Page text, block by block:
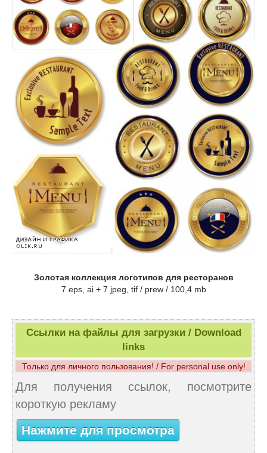
Золотая коллекция логотипов для ресторанов
7 eps, ai + 7 jpeg, tif / prew / 100,4 mb
Ссылки на файлы для загрузки / Download
links
Только для личного пользования! / For personal use only!
Для получения ссылок, посмотрите
короткую рекламу
Нажмите для просмотра